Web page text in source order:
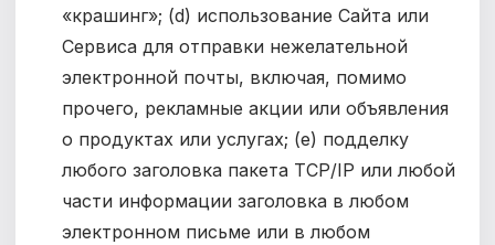
«крашинг»; (d) использование Сайта или
Сервиса для отправки нежелательной
электронной почты, включая, помимо
прочего, рекламные акции или объявления
о продуктах или услугах; (e) подделку
любого заголовка пакета TCP/IP или любой
части информации заголовка в любом
электронном письме или в любом